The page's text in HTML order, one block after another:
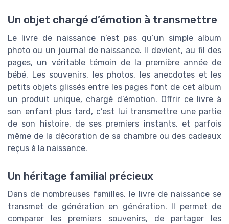
Un objet chargé d’émotion à transmettre
Le livre de naissance n’est pas qu’un simple album
photo ou un journal de naissance. Il devient, au fil des
pages, un véritable témoin de la première année de
bébé. Les souvenirs, les photos, les anecdotes et les
petits objets glissés entre les pages font de cet album
un produit unique, chargé d’émotion. Offrir ce livre à
son enfant plus tard, c’est lui transmettre une partie
de son histoire, de ses premiers instants, et parfois
même de la décoration de sa chambre ou des cadeaux
reçus à la naissance.
Un héritage familial précieux
Dans de nombreuses familles, le livre de naissance se
transmet de génération en génération. Il permet de
comparer les premiers souvenirs, de partager les